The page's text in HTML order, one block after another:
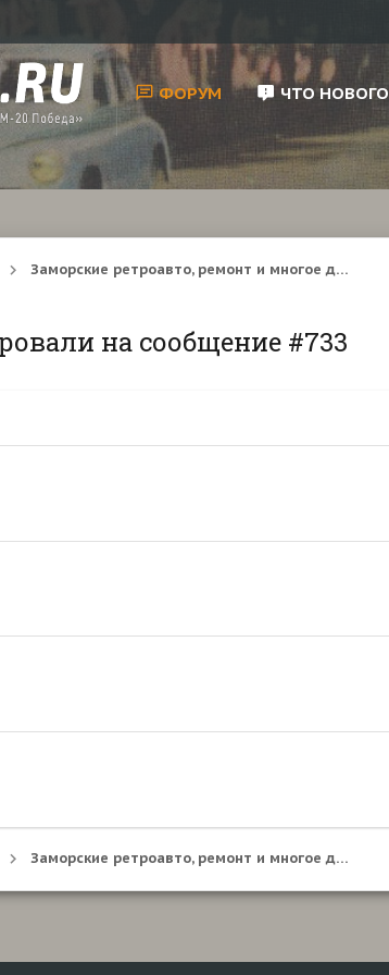
ФОРУМ ЧТО НОВОГО
Заморские ретроавто, ремонт и многое другое
на сообщение #733
Заморские ретроавто, ремонт и многое другое